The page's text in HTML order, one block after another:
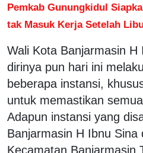
Pemkab Gunungkidul
tak Masuk Kerja Setelah
Wali Kota Banjarmasin H
dirinya pun hari ini
beberapa instansi,
untuk memastikan
Adapun instansi yang
Banjarmasin H Ibnu Sina
Kecamatan Banjarmasin